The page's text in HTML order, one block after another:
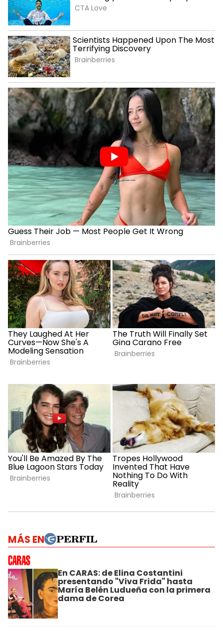
MÁS EN
En CARAS: de Elina Costantini
presentando "Viva Frida" hasta
María Belén Ludueña con la primera
dama de Corea